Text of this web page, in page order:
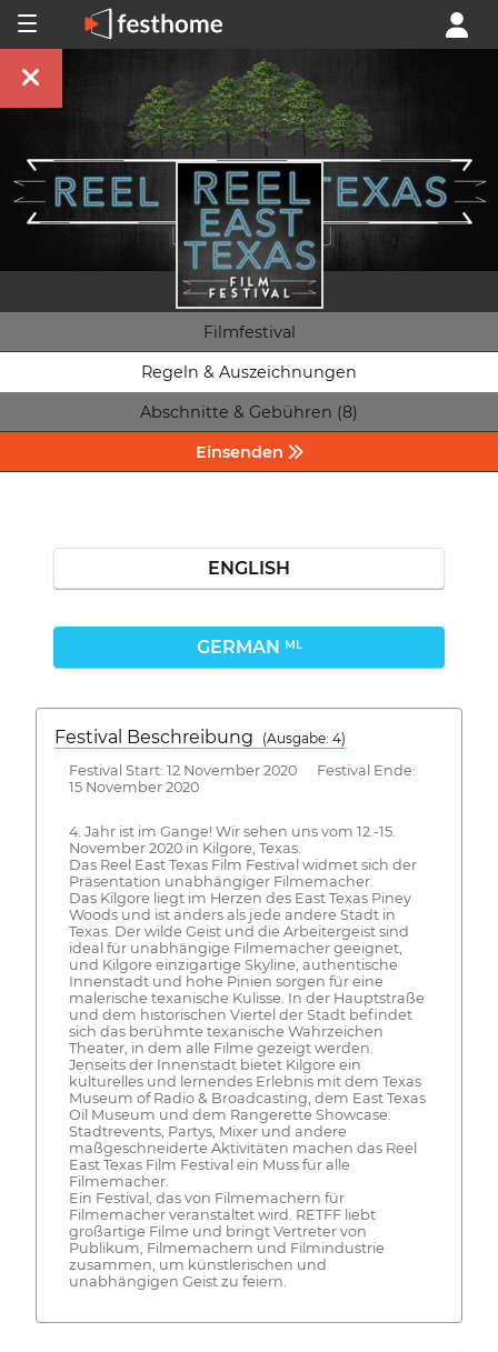
Filmfestival
Regeln & Auszeichnungen
Abschnitte & Gebühren (8)
Einsenden
ENGLISH
GERMAN ML
Festival Beschreibung
(Ausgabe: 4)
Festival Start: 12 November 2020 Festival Ende:
15 November 2020
4. Jahr ist im Gange! Wir sehen uns vom 12.-15.
November 2020 in Kilgore, Texas.
Das Reel East Texas Film Festival widmet sich der
Präsentation unabhängiger Filmemacher.
Das Kilgore liegt im Herzen des East Texas Piney
Woods und ist anders als jede andere Stadt in
Texas. Der wilde Geist und die Arbeitergeist sind
ideal für unabhängige Filmemacher geeignet,
und Kilgore einzigartige Skyline, authentische
Innenstadt und hohe Pinien sorgen für eine
malerische texanische Kulisse. In der Hauptstraße
und dem historischen Viertel der Stadt befindet
sich das berühmte texanische Wahrzeichen
Theater, in dem alle Filme gezeigt werden.
Jenseits der Innenstadt bietet Kilgore ein
kulturelles und lernendes Erlebnis mit dem Texas
Museum of Radio & Broadcasting, dem East Texas
Oil Museum und dem Rangerette Showcase.
Stadtrevents, Partys, Mixer und andere
maßgeschneiderte Aktivitäten machen das Reel
East Texas Film Festival ein Muss für alle
Filmemacher.
Ein Festival, das von Filmemachern für
Filmemacher veranstaltet wird. RETFF liebt
großartige Filme und bringt Vertreter von
Publikum, Filmemachern und Filmindustrie
zusammen, um künstlerischen und
unabhängigen Geist zu feiern.